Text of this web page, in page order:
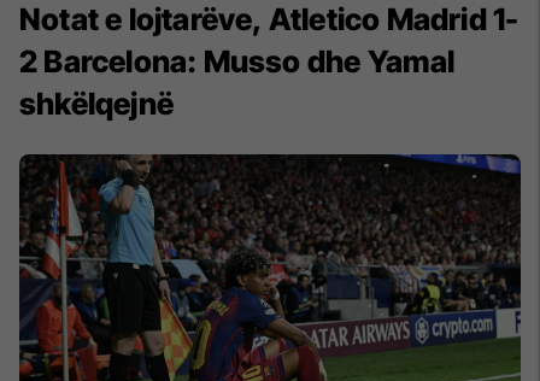
Notat e lojtarëve, Atletico Madrid 1-
2 Barcelona: Musso dhe Yamal
shkëlqejnë